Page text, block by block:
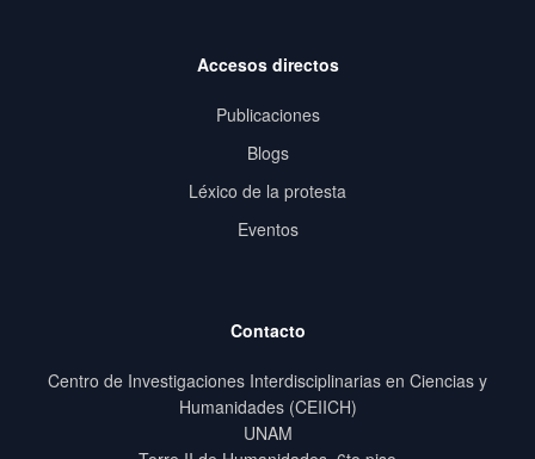
Accesos directos
Publicaciones
Blogs
Léxico de la protesta
Eventos
Contacto
Centro de Investigaciones Interdisciplinarias en Ciencias y
Humanidades (CEIICH)
UNAM